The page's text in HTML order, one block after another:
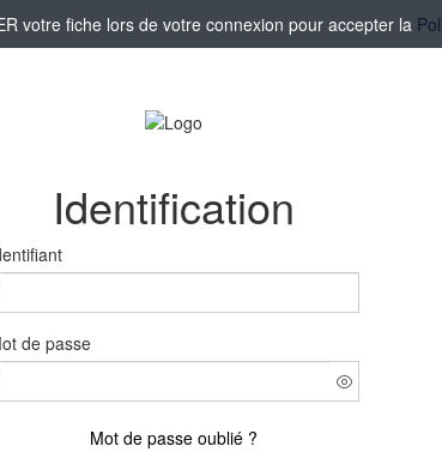
votre fiche lors de votre connexion pour accepter la
Identification
de passe
Mot de passe oublié ?